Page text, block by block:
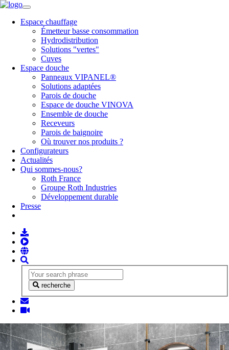
Espace chauffage
Émetteur basse consommation
Hydrodistribution
Solutions "vertes"
Cuves
Espace douche
Panneaux VIPANEL®
Solutions adaptées
Parois de douche
Espace de douche VINOVA
Ensemble de douche
Receveurs
Parois de baignoire
Où trouver nos produits ?
Configurateurs
Actualités
Qui sommes-nous?
Roth France
Groupe Roth Industries
Développement durable
Presse
recherche